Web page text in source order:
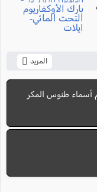
المزيد
أسماء طنوس المكر